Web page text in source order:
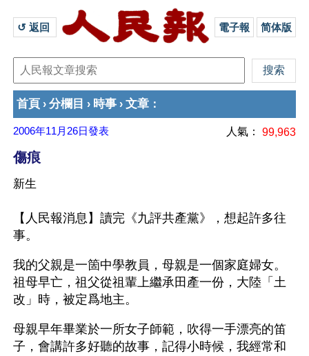
↺ 返回 電子報 简体版
首頁 › 分欄目 › 時事 › 文章 ：
2006年11月26日發表 人氣： 99,963
傷痕
新生
【人民報消息】讀完《九評共產黨》，想起許多往
事。
我的父親是一箇中學教員，母親是一個家庭婦女。
祖母早亡，祖父從祖輩上繼承田產一份，大陸「土
改」時，被定爲地主。
母親早年畢業於一所女子師範，吹得一手漂亮的笛
子，會講許多好聽的故事，記得小時候，我經常和